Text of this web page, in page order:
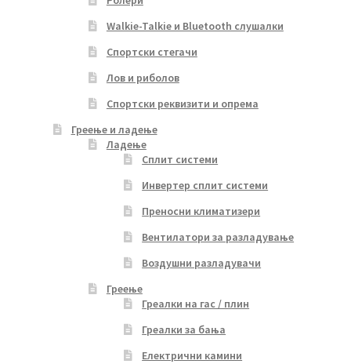
Walkie-Talkie и Bluetooth слушалки
Спортски стегачи
Лов и риболов
Спортски реквизити и опрема
Греење и ладење
Ладење
Сплит системи
Инвертер сплит системи
Преносни климатизери
Вентилатори за разладување
Воздушни разладувачи
Греење
Греалки на гас / плин
Греалки за бања
Електрични камини